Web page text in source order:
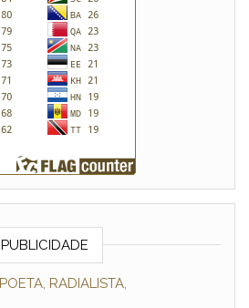
PUBLICIDADE